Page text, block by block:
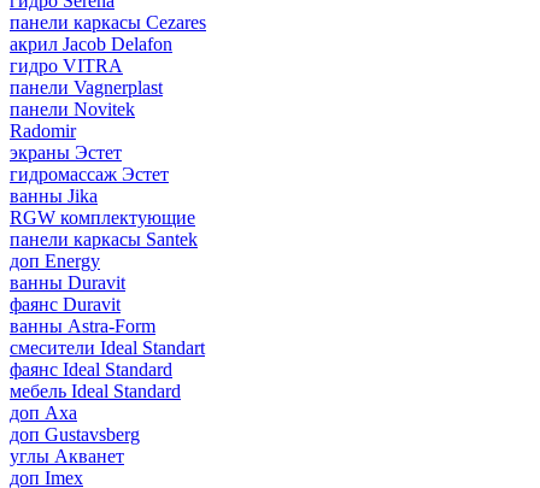
панели каркасы Cezares
акрил Jacob Delafon
гидро VITRA
панели Vagnerplast
панели Novitek
Radomir
экраны Эстет
гидромассаж Эстет
ванны Jika
RGW комплектующие
панели каркасы Santek
доп Energy
ванны Duravit
фаянс Duravit
ванны Astra-Form
смесители Ideal Standart
фаянс Ideal Standard
мебель Ideal Standard
доп Axa
доп Gustavsberg
углы Акванет
доп Imex